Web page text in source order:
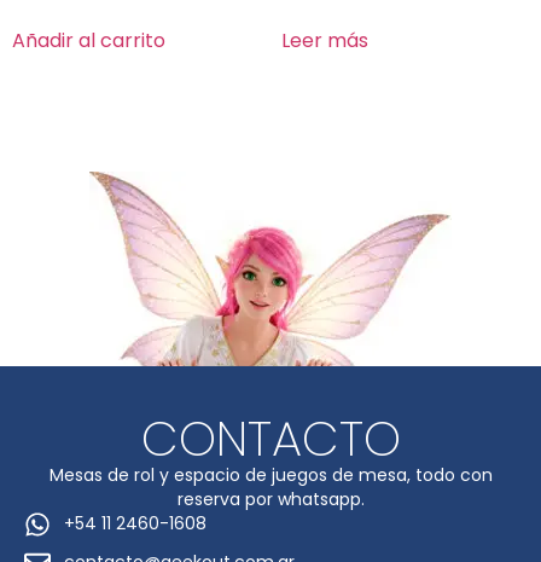
Añadir al carrito Leer más
CONTACTO
Mesas de rol y espacio de juegos de mesa, todo con
reserva por whatsapp.
+54 11 2460-1608